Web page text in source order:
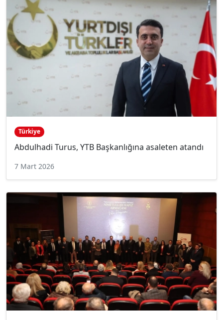
Türkiye
Abdulhadi Turus, YTB Başkanlığına asaleten atandı
7 Mart 2026